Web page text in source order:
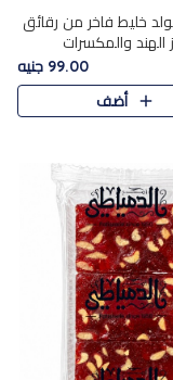
خليط فاخر من رقائق
الهند والمكسرات
متماسك بشراب حلاوة
الخفيفة ليمنحك قرمشة
شرقيًا أصيلً..
99.00 جنيه
أضف